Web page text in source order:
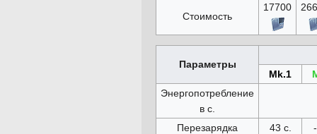
Стоимость
17700
Параметры
Mk.1
Энергопотребление
в с.
Перезарядка
43 с.